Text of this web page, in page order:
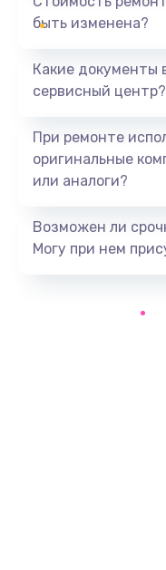
быть изменена?
Какие документы
сервисный центр?
При ремонте
оригинальные
или аналоги?
Возможен ли
Могу при нем